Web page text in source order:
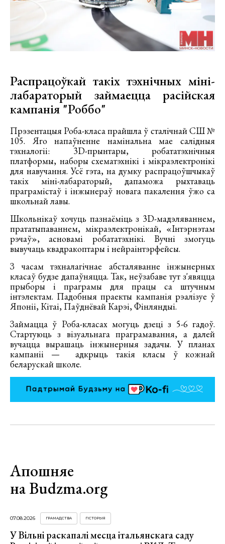
Распрацоўкай такіх тэхнічных міні-
лабараторый займаецца расійская
кампанія "Роббо"
Прэзентацыя Роба-класа прайшла ў сталічнай СШ №
105. Яго напаўненне намінальна мае салідныя
тэхналогіі: 3D-прынтары, робататэхнічныя
платформы, наборы схематэхнікі і мікраэлектронікі
для навучання. Усё гэта, на думку распрацоўшчыкаў
такіх міні-лабараторый, дапаможа рыхтаваць
праграмістаў і інжынераў новага пакалення ўжо са
школьнай лавы.
Школьнікаў хочуць пазнаёміць з 3D-мадэляваннем,
прататыпаваннем, мікраэлектронікай, «Інтэрнэтам
рэчаў», асновамі робататэхнікі. Вучні змогуць
вывучаць квадракоптары і нейраінтэрфейсы.
З часам тэхналагічнае абсталяванне інжынерных
класаў будзе дапаўняцца. Так, неўзабаве тут з'явяцца
прыборы і праграмы для працы са штучным
інтэлектам. Падобныя праекты кампанія рэалізуе ў
Японіі, Кітаі, Паўднёвай Карэі, Фінляндыі.
Займацца ў Роба-класах могуць дзеці з 5-6 гадоў.
Стартуюць з візуальнага праграмавання, а далей
вучацца вырашаць інжынерныя задачы. У планах
кампаніі — адкрыць такія класы ў кожнай
беларускай школе.
Апошняе
на Budzma.org
07.08.2026 ГРАМАДСТВА ГІСТОРЫЯ
У Вільні раскапалі месца італьянскага саду